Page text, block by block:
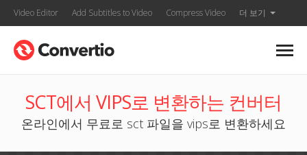
Video Editor Add Subtitles to Video Compress Video 더 보기
SCT에서 VIPS로 변환하는 컨버터
온라인에서 무료로 sct 파일을 vips로 변환하세요